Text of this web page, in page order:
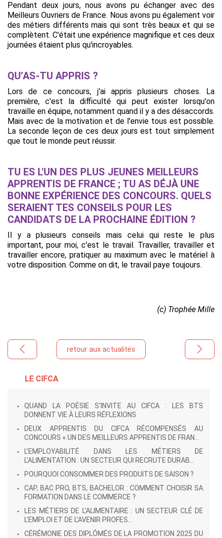
LE CIFCA
QUAND LA POÉSIE S'INVITE AU CIFCA : LES BTS
DONNENT VIE À LEURS RÉFLEXIONS
DEUX APPRENTIS DU CIFCA RÉCOMPENSÉS AU
CONCOURS « UN DES MEILLEURS APPRENTIS DE FRAN...
L’EMPLOYABILITÉ DANS LES MÉTIERS DE
L’ALIMENTATION : UN SECTEUR QUI RECRUTE DURAB...
POURQUOI CONSOMMER DES PRODUITS DE SAISON ?
CAP, BAC PRO, BTS, BACHELOR : COMMENT CHOISIR SA
FORMATION DANS LE COMMERCE ?
LES MÉTIERS DE L’ALIMENTAIRE : UN SECTEUR CLÉ DE
L’EMPLOI ET DE L’AVENIR PROFES...
CÉRÉMONIE DES DIPLÔMÉS DE LA PROMOTION 2025 DU
Pendant deux jours, nous avons pu échanger avec des
Meilleurs Ouvriers de France. Nous avons pu également voir
des métiers différents mais qui sont très beaux et qui se
complètent. C'était une expérience magnifique et ces deux
journées étaient plus qu'incroyables.
QU’AS-TU APPRIS ?
Lors de ce concours, j'ai appris plusieurs choses. La
première, c'est la difficulté qui peut exister lorsqu'on
travaille en équipe, notamment quand il y a des désaccords.
Mais avec de la motivation et de l'envie tous est possible.
La seconde leçon de ces deux jours est tout simplement
que tout le monde peut réussir.
TU ES L'UN DES PLUS JEUNES MEILLEURS
APPRENTIS DE FRANCE ; TU AS DÉJÀ UNE
BONNE EXPÉRIENCE DES CONCOURS. QUELS
SERAIENT TES CONSEILS POUR LES
CANDIDATS DE LA PROCHAINE ÉDITION ?
Il y a plusieurs conseils mais celui qui reste le plus
important, pour moi, c'est le travail. Travailler, travailler et
travailler encore, pratiquer au maximum avec le matériel à
votre disposition. Comme on dit, le travail paye toujours.
(c) Trophée Mille
retour aux actualités